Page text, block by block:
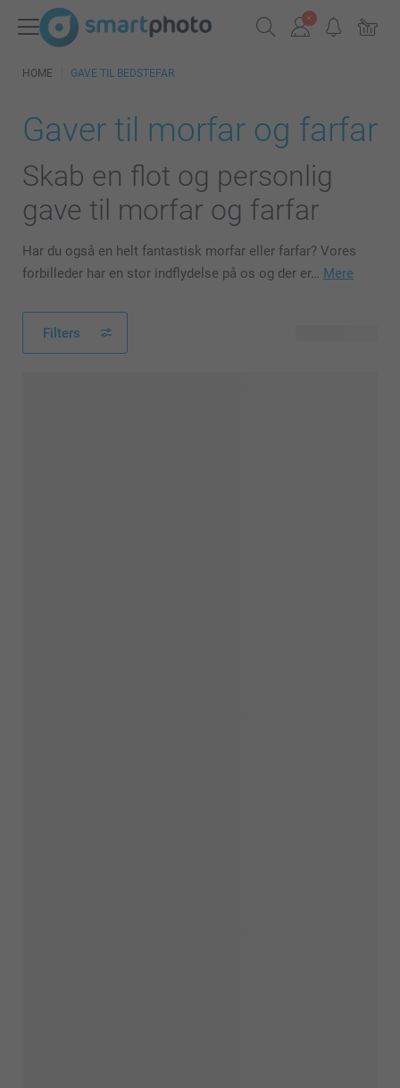
HOME GAVE TIL BEDSTEFAR
Gaver til morfar og farfar
Skab en flot og personlig
gave til morfar og farfar
Har du også en helt fantastisk morfar eller farfar? Vores
forbilleder har en stor indflydelse på os og der er… Mere
Filters